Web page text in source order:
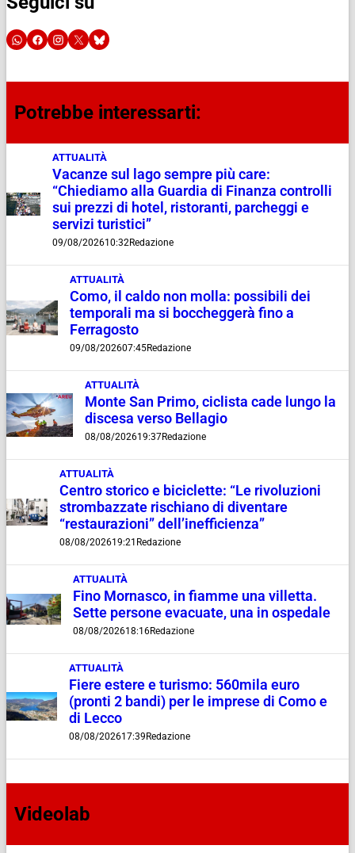
Potrebbe interessarti:
ATTUALITÀ
Vacanze sul lago sempre più care:
“Chiediamo alla Guardia di Finanza controlli
sui prezzi di hotel, ristoranti, parcheggi e
servizi turistici”
09/08/202610:32Redazione
ATTUALITÀ
Como, il caldo non molla: possibili dei
temporali ma si boccheggerà fino a
Ferragosto
09/08/202607:45Redazione
ATTUALITÀ
Monte San Primo, ciclista cade lungo la
discesa verso Bellagio
08/08/202619:37Redazione
ATTUALITÀ
Centro storico e biciclette: “Le rivoluzioni
strombazzate rischiano di diventare
“restaurazioni” dell’inefficienza”
08/08/202619:21 Redazione
ATTUALITÀ
Fino Mornasco, in fiamme una villetta.
Sette persone evacuate, una in ospedale
08/08/202618:16Redazione
ATTUALITÀ
Fiere estere e turismo: 560mila euro
(pronti 2 bandi) per le imprese di Como e
di Lecco
08/08/202617:39 Redazione
Videolab